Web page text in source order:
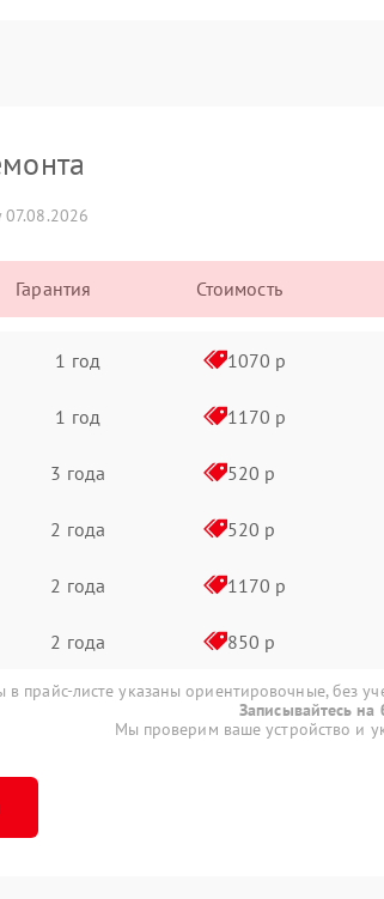
07.08.2026
Гарантия Стоимость
1 год 1070 р
1 год 1170 р
3 года 520 р
2 года 520 р
2 года 1170 р
2 года 850 р
в прайс-листе указаны ориентировочные, без
Записывайтесь на
Мы проверим ваше устройство и